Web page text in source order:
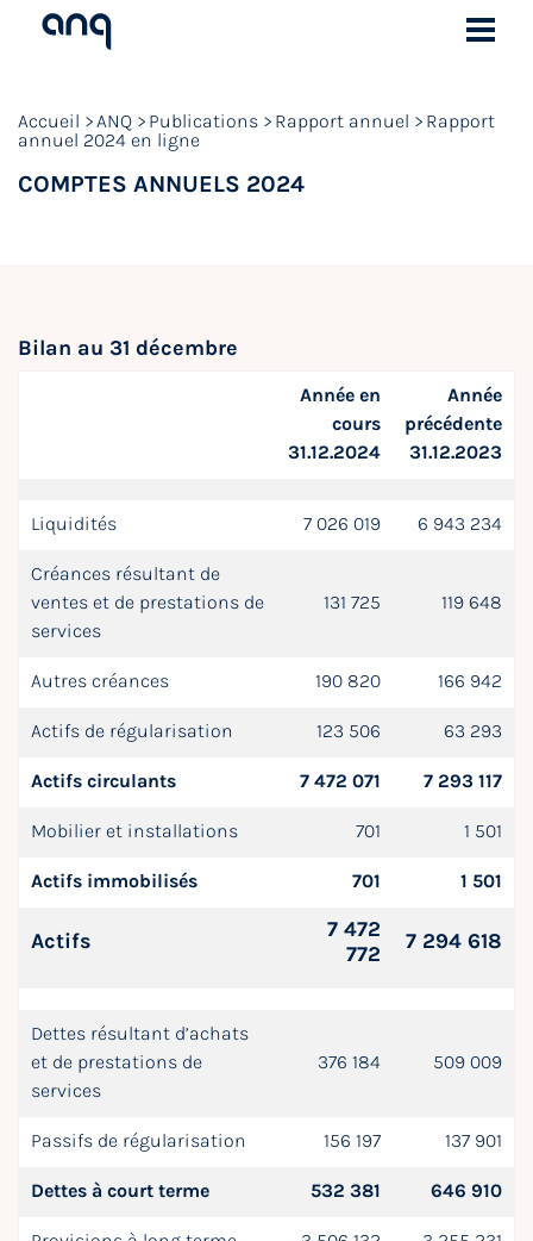
Accueil ANQ Publications Rapport annuel
Rapport
annuel 2024 en ligne
COMPTES ANNUELS 2024
Bilan au 31 décembre
Année en
cours
31.12.2024
Année
précédente
31.12.2023
Liquidités 7 026 019 6 943 234
Créances résultant de
ventes et de prestations de
services
131 725 119 648
Autres créances 190 820 166 942
Actifs de régularisation 123 506 63 293
Actifs circulants 7 472 071 7 293 117
Mobilier et installations 701 1 501
Actifs immobilisés 701 1 501
Actifs
7 472
772
7 294 618
Dettes résultant d’achats
et de prestations de
services
376 184 509 009
Passifs de régularisation 156 197 137 901
Dettes à court terme 532 381 646 910